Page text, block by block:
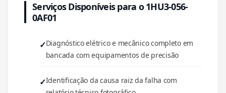
Serviços Disponíveis para o 1HU3-056-
0AF01
Diagnóstico elétrico e mecânico completo em
bancada com equipamentos de precisão
Identificação da causa raiz da falha com